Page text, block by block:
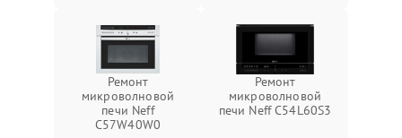
Ремонт
микроволновой
печи Neff
C57W40W0
Ремонт
микроволновой
печи Neff C54L60S3